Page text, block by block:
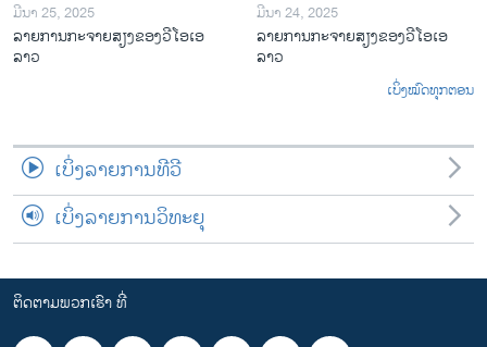
ມີນາ 25, 2025
ລາຍການກະຈາຍສຽງຂອງວີໂອເອ
ລາວ
ມີນາ 24, 2025
ລາຍການກະຈາຍສຽງຂອງວີໂອເອ
ລາວ
ເບິ່ງໝົດທຸກຕອນ
ເບິ່ງລາຍການທີວີ
ເບິ່ງລາຍການວິທະຍຸ
ຕິດຕາມພວກເຮົາ ທີ່